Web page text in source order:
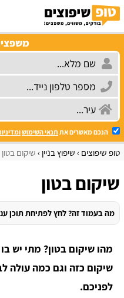
הנכם מאשרים את תנאי השימוש
טופ שיפוצים שיפוץ בניין שיקום בטון
שיקום בטון
מה בעמוד זה? לחץ לפתיחת תוכן
מהו שיקום בטון? מתי יש
שיקום כזה וגם כמה עולה
לפניכם.